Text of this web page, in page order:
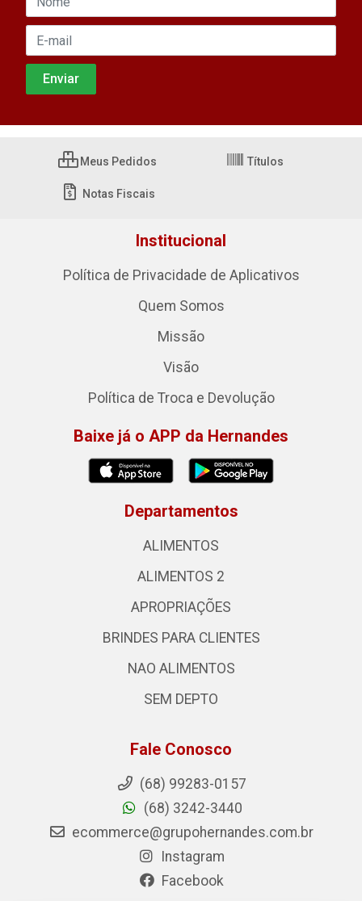
Meus Pedidos Títulos
Notas Fiscais
Institucional
Política de Privacidade de Aplicativos
Quem Somos
Missão
Visão
Política de Troca e Devolução
Baixe já o APP da Hernandes
Departamentos
ALIMENTOS
ALIMENTOS 2
APROPRIAÇÕES
BRINDES PARA CLIENTES
NAO ALIMENTOS
SEM DEPTO
Fale Conosco
(68) 99283-0157
(68) 3242-3440
ecommerce@grupohernandes.com.br
Instagram
Facebook